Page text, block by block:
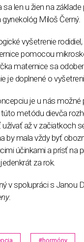
sa len u žien na základe
Miloš Černý.
vyšetrenie
pomocou
maternice sa
je doplnené o
je u nás možné
túto metódu dievča
až v začiatkoch
by mala vždy byť
účinkami a prísť na
za rok.
v spolupráci s Janou
.
#hormóny